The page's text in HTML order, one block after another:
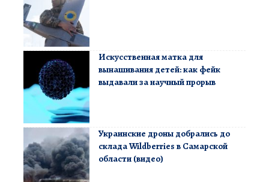
Искусственная матка для
вынашивания детей: как фейк
выдавали за научный прорыв
Украинские дроны добрались до
склада Wildberries в Самарской
области (видео)